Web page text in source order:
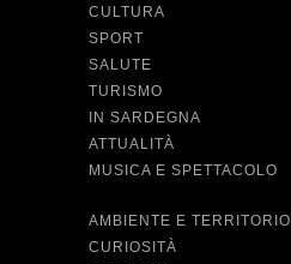
CULTURA
SPORT
SALUTE
TURISMO
IN SARDEGNA
ATTUALITÀ
MUSICA E SPETTACOLO
AMBIENTE E TERRITORIO
CURIOSITÀ